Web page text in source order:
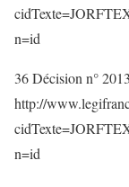
n=id
36 Décision n°
http://
n=id